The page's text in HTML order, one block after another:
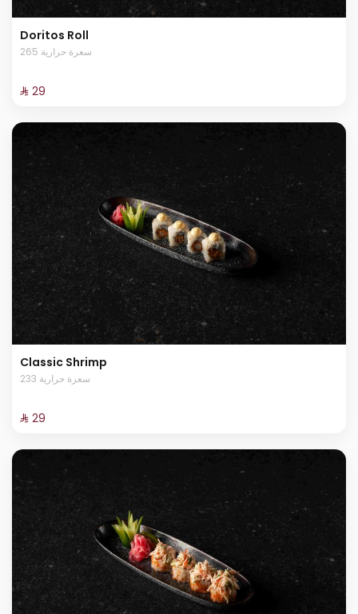
Doritos Roll
265 سعرة حرارية
⁨⁦‪‬ 29⁩
Classic Shrimp
233 سعرة حرارية
⁨⁦‪‬ 29⁩